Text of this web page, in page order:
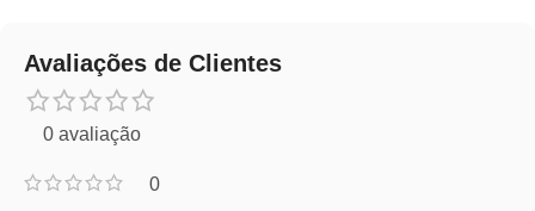
Avaliações de Clientes
0 avaliação
0